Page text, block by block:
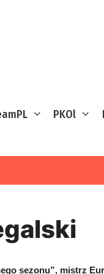
PKOl
sezonu”, mistrz